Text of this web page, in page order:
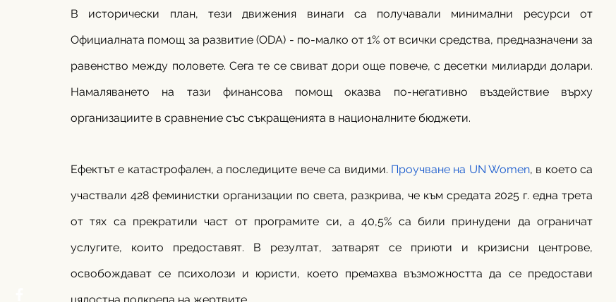
В исторически план, тези движения винаги са получавали минимални ресурси от
Официалната помощ за развитие (ODA) - по-малко от 1% от всички средства, предназначени за
равенство между половете. Сега те се свиват дори още повече, с десетки милиарди долари.
Намаляването на тази финансова помощ оказва по-негативно въздействие върху
организациите в сравнение със съкращенията в националните бюджети.
Ефектът е катастрофален, а последиците вече са видими. Проучване на UN Women, в което са
участвали 428 феминистки организации по света, разкрива, че към средата 2025 г. една трета
от тях са прекратили част от програмите си, а 40,5% са били принудени да ограничат
услугите, които предоставят. В резултат, затварят се приюти и кризисни центрове,
освобождават се психолози и юристи, което премахва възможността да се предостави